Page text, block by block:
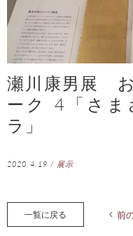
瀬川康男展
ーク 4「さ
ラ」
2020.4.19 / 展示
一覧に戻る 前